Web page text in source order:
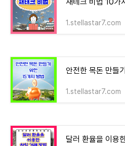
1.stellastar7.com
안전한 목돈 만들
1.stellastar7.com
달러 환율을 이용